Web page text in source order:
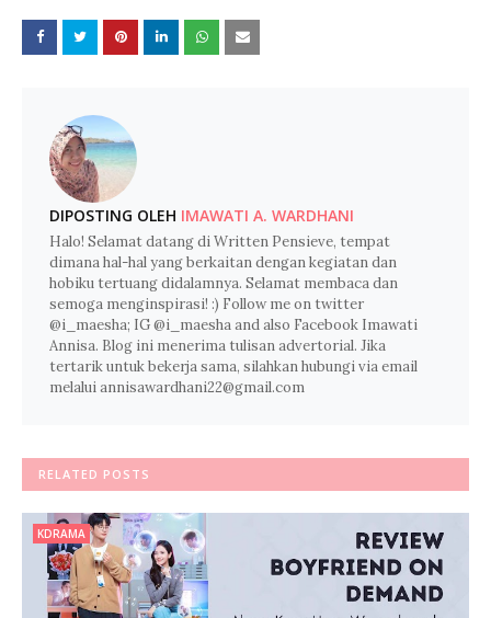
DIPOSTING OLEH IMAWATI A. WARDHANI
Halo! Selamat datang di Written Pensieve, tempat
dimana hal-hal yang berkaitan dengan kegiatan dan
hobiku tertuang didalamnya. Selamat membaca dan
semoga menginspirasi! :) Follow me on twitter
@i_maesha; IG @i_maesha and also Facebook Imawati
Annisa. Blog ini menerima tulisan advertorial. Jika
tertarik untuk bekerja sama, silahkan hubungi via email
melalui annisawardhani22@gmail.com
RELATED POSTS
KDRAMA